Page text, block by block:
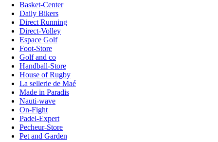
Basket-Center
Daily Bikers
Direct Running
Direct-Volley
Espace Golf
Foot-Store
Golf and co
Handball-Store
House of Rugby
La sellerie de Maé
Made in Paradis
Nauti-wave
On-Fight
Padel-Expert
Pecheur-Store
Pet and Garden